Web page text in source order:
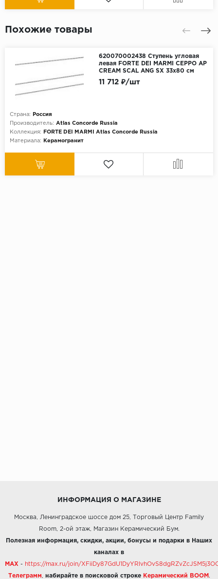
Похожие товары
620070002438 Ступень угловая
левая FORTE DEI MARMI CEPPO AP
CREAM SCAL ANG SX 33x80 см
Страна:
Россия
Производитель: Atlas Concorde Russia
Коллекция:
FORTE DEI MARMI Atlas Concorde Russia
Материала:
Керамогранит
11 712 ₽/шт
ИНФОРМАЦИЯ О МАГАЗИНЕ
Москва, Ленинградское шоссе дом 25, Торговый Центр Family
Room, 2-ой этаж, Магазин Керамический Бум.
Полезная информация, скидки, акции, бонусы и подарки в Наших
каналах в
MAX - https://max.ru/join/
Телеграмм набирайте в поисковой строке Керамический BOOM .